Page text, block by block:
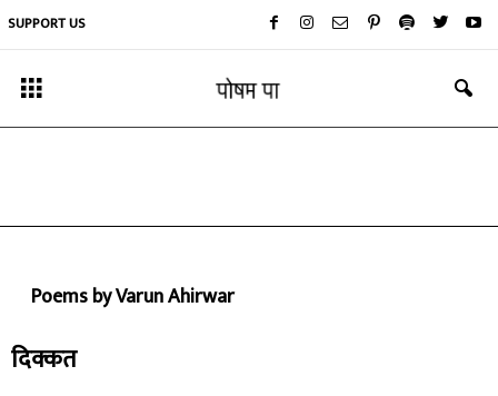
SUPPORT US
कविता
वरुण अहिरवार की कविताएँ
Byवरूण अहिरवार
Poems by Varun Ahirwar
दिक्कत